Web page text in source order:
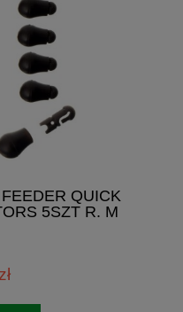
QUICK
5SZT R. M